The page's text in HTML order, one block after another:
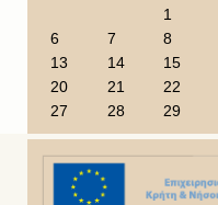
e
a
r
o
n
t
h
1
6
7 8
13
14 15
20
21 22
27
28 29